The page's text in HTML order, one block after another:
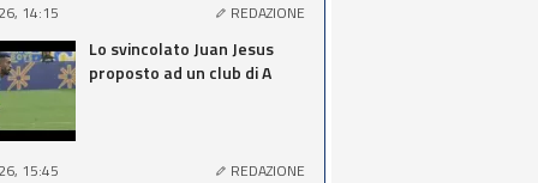
14:15 REDAZIONE
Lo svincolato Juan Jesus
proposto ad un club di A
15:45 REDAZIONE